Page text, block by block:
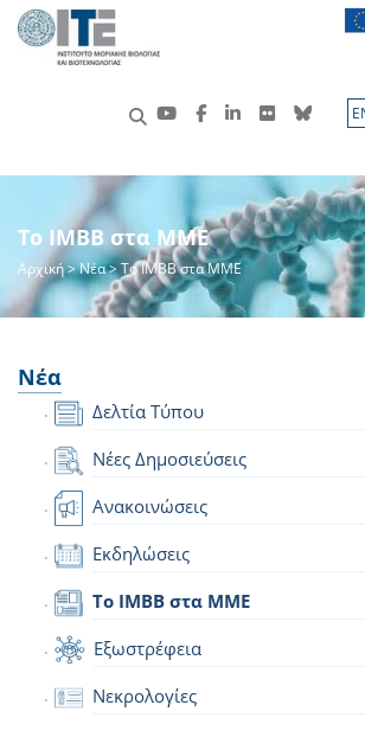
Το IMBB στα ΜΜΕ
Αρχική>Νέα> Το IMBB στα ΜΜΕ
Νέα
Δελτία Τύπου
Νέες Δημοσιεύσεις
Ανακοινώσεις
Εκδηλώσεις
Το IMBB στα ΜΜΕ
Εξωστρέφεια
Νεκρολογίες